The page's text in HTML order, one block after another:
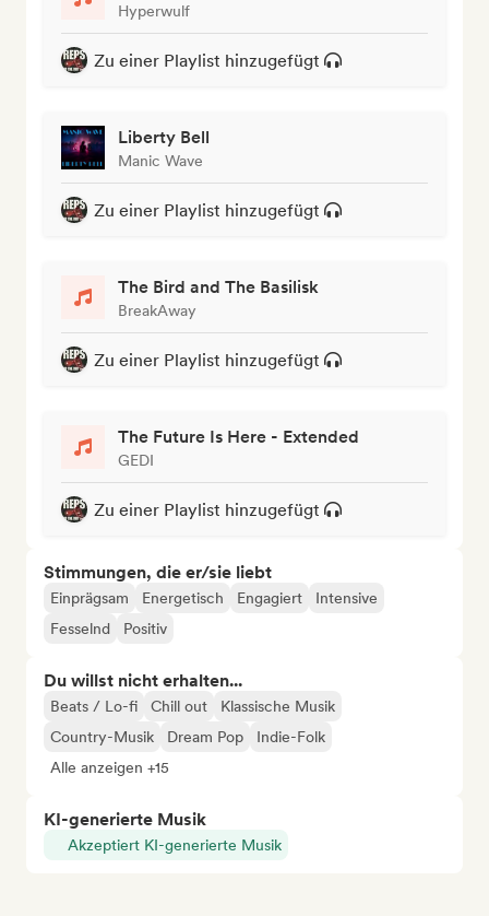
Hyperwulf
Zu einer Playlist hinzugefügt
Liberty Bell
Manic Wave
Zu einer Playlist hinzugefügt
The Bird and The Basilisk
BreakAway
Zu einer Playlist hinzugefügt
The Future Is Here - Extended
GEDI
Zu einer Playlist hinzugefügt
Stimmungen, die er/sie liebt
Einprägsam Energetisch Engagiert
Intensive
Fesselnd
Positiv
Du willst nicht erhalten...
Beats / Lo-fi Chill out
Klassische Musik
Country-Musik
Dream Pop
Indie-Folk
Alle anzeigen +15
KI-generierte Musik
Akzeptiert KI-generierte Musik